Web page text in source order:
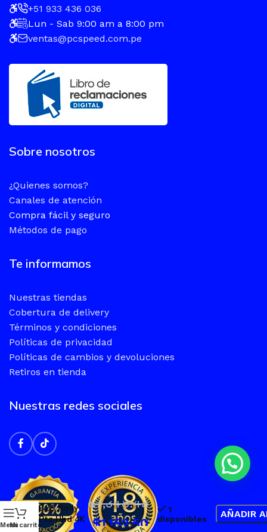
+51 933 436 036
Lun - Sab 9:00 am a 8:00 pm
ventas@pcspeed.com.pe
Sobre nosotros
¿Quienes somos?
Canales de atención
Compra fácil y seguro
Métodos de pago
Te informamos
Nuestras tiendas
Cobertura de delivery
Términos y condiciones
Políticas de privacidad
Políticas de cambios y devoluciones
Retiros en tienda
Nuestras redes sociales
Camara
Logitech
B2B Rally
Ptz Uhd 4K
$1,348.43
$1,152.50
1
disponibles
AÑADIR
MenuMi carrito